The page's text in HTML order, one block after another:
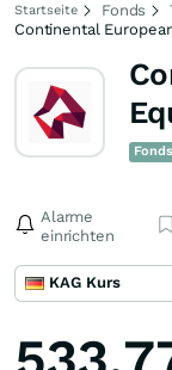
Startseite Fonds
Continental
Fonds
Alarme
einrichten
KAG Kurs